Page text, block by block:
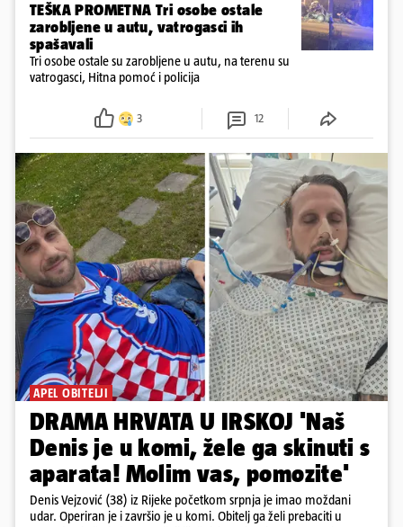
TEŠKA PROMETNA Tri osobe ostale
zarobljene u autu, vatrogasci ih
spašavali
Tri osobe ostale su zarobljene u autu, na terenu su
vatrogasci, Hitna pomoć i policija
3 12
APEL OBITELJI
DRAMA HRVATA U IRSKOJ 'Naš
Denis je u komi, žele ga skinuti s
aparata! Molim vas, pomozite'
Denis Vejzović (38) iz Rijeke početkom srpnja je imao moždani
udar. Operiran je i završio je u komi. Obitelj ga želi prebaciti u